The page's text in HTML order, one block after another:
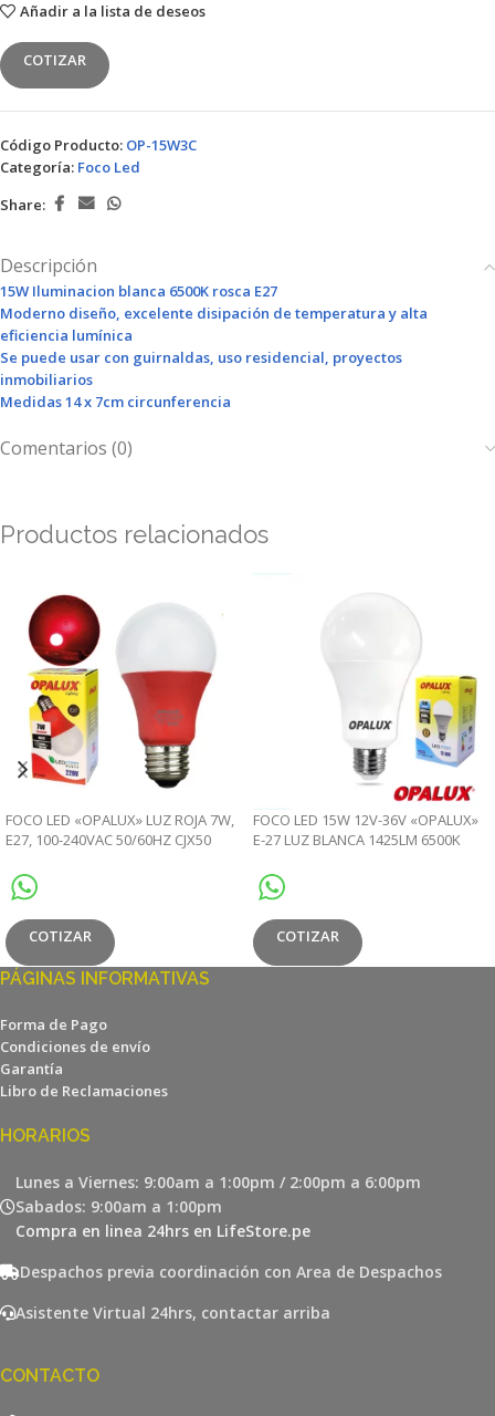
Añadir a la lista de deseos
COTIZAR
Código Producto: OP-15W3C
Categoría: Foco Led
Share:
Descripción
15W Iluminacion blanca 6500K rosca E27
Moderno diseño, excelente disipación de temperatura y alta
eficiencia lumínica
Se puede usar con guirnaldas, uso residencial, proyectos
inmobiliarios
Medidas 14 x 7cm circunferencia
Comentarios (0)
Productos relacionados
FOCO LED «OPALUX» LUZ ROJA 7W,
E27, 100-240VAC 50/60HZ CJX50
COTIZAR
FOCO LED 15W 12V-36V «OPALUX»
E-27 LUZ BLANCA 1425LM 6500K
COTIZAR
PÁGINAS INFORMATIVAS
Forma de Pago
Condiciones de envío
Garantía
Libro de Reclamaciones
HORARIOS
Lunes a Viernes: 9:00am a 1:00pm / 2:00pm a 6:00pm
Sabados: 9:00am a 1:00pm
Compra en linea 24hrs en LifeStore.pe
Despachos previa coordinación con Area de Despachos
Asistente Virtual 24hrs, contactar arriba
CONTACTO